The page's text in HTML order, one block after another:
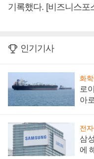
기록했다. [비즈니스포
인기기사
화학
로
아
전자
삼
에